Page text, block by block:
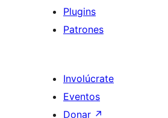
Plugins
Patrones
Involúcrate
Eventos
Donar ↗